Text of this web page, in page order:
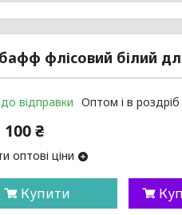
флісовий білий
відправки Оптом і в роздріб
100 ₴
оптові ціни
Купити